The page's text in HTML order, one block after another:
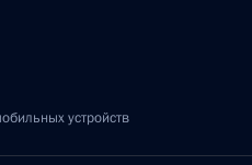
устройств